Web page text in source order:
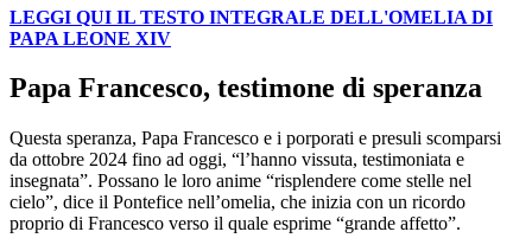
LEGGI QUI IL TESTO INTEGRALE DELL'OMELIA DI
PAPA LEONE XIV
Papa Francesco, testimone di speranza
Questa speranza, Papa Francesco e i porporati e presuli scomparsi
da ottobre 2024 fino ad oggi, “l’hanno vissuta, testimoniata e
insegnata”. Possano le loro anime “risplendere come stelle nel
cielo”, dice il Pontefice nell’omelia, che inizia con un ricordo
proprio di Francesco verso il quale esprime “grande affetto”.